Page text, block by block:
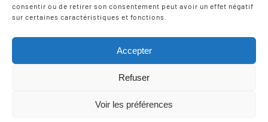
consentir ou de retirer son consentement peut avoir un effet négatif
sur certaines caractéristiques et fonctions.
Accepter
Refuser
Voir les préférences
8, Zone Artisanale Martinzaharenia
Tel: +33 9 75 12 97 02
Email:scic-iparla@mediabask.eus
© Copyright 2012 - 2026 | Mentions légales